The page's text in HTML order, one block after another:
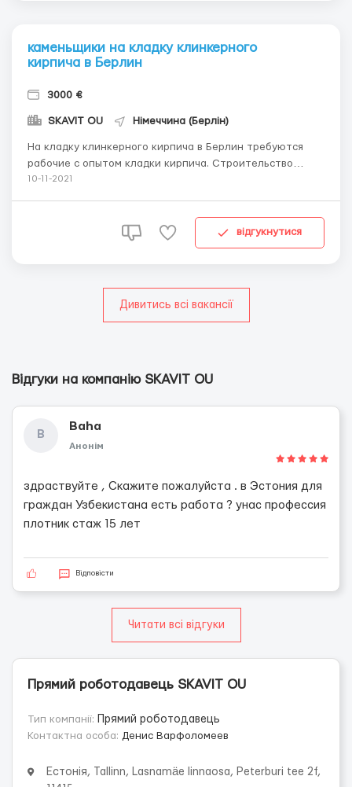
каменьщики на кладку клинкерного
кирпича в Берлин
3000 €
SKAVIT OU Німеччина (Берлін)
На кладку клинкерного кирпича в Берлин требуются
рабочие с опытом кладки кирпича. Строительство
жилых частных домов. Требования: • Мужчины возрастом
свою рабочую одежду.(роба ...
10-11-2021
відгукнутися
Дивитись всі вакансії
Відгуки на компанію SKAVIT OU
B
Baha
Анонім
здраствуйте , Скажите пожалуйста . в Эстония для
граждан Узбекистана есть работа ? унас профессия
плотник стаж 15 лет
Відповісти
Читати всі відгуки
Прямий роботодавець SKAVIT OU
Тип компанії:
Прямий роботодавець
Контактна особа: Денис Варфоломеев
Естонія, Tallinn, Lasnamäe linnaosa, Peterburi tee 2f,